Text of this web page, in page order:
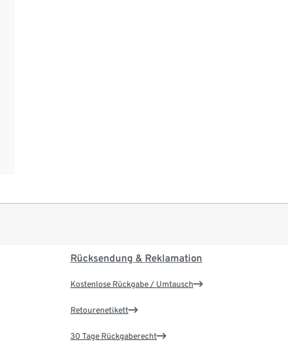
Rücksendung & Reklamation
Kostenlose Rückgabe / Umtausch
Retourenetikett
30 Tage Rückgaberecht